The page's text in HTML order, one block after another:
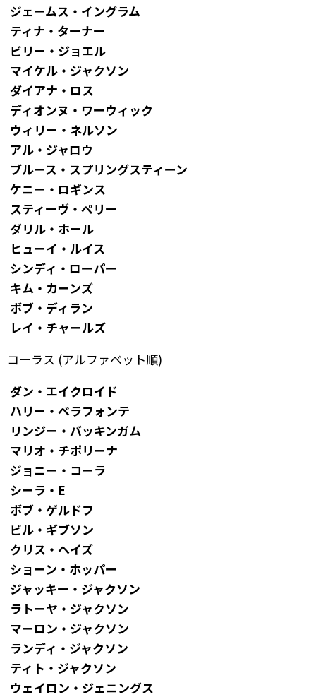
ジェームス・イングラム
ティナ・ターナー
ビリー・ジョエル
マイケル・ジャクソン
ダイアナ・ロス
ディオンヌ・ワーウィック
ウィリー・ネルソン
アル・ジャロウ
ブルース・スプリングスティーン
ケニー・ロギンス
スティーヴ・ペリー
ダリル・ホール
ヒューイ・ルイス
シンディ・ローパー
キム・カーンズ
ボブ・ディラン
レイ・チャールズ
コーラス (アルファベット順)
ダン・エイクロイド
ハリー・ベラフォンテ
リンジー・バッキンガム
マリオ・チポリーナ
ジョニー・コーラ
シーラ・E
ボブ・ゲルドフ
ビル・ギブソン
クリス・ヘイズ
ショーン・ホッパー
ジャッキー・ジャクソン
ラトーヤ・ジャクソン
マーロン・ジャクソン
ランディ・ジャクソン
ティト・ジャクソン
ウェイロン・ジェニングス